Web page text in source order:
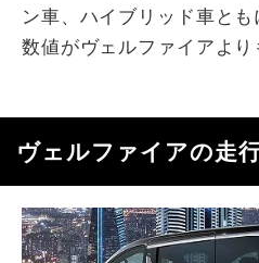
ン車、ハイブリッド車と
数値がヴェルファイアより
ヴェルファイアの走